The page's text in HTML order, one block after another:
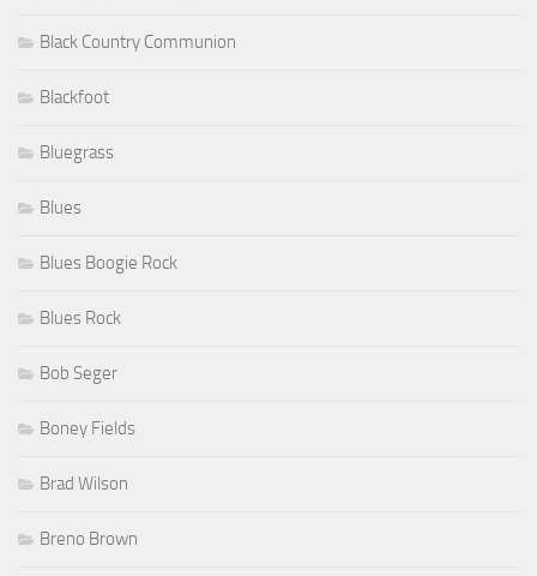
Black Country Communion
Blackfoot
Bluegrass
Blues
Blues Boogie Rock
Blues Rock
Bob Seger
Boney Fields
Brad Wilson
Breno Brown